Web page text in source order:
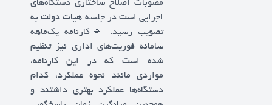
اجرایی است در جلسه هیات دولت به
تصویب رسید. 🔹کارنامه یک‌ماهه
سامانه فوریت‌های اداری نیز تنظیم
شده است که در این کارنامه،
مواردی مانند نحوه عملکرد، کدام
دستگاه‌‌ها عملکرد بهتری داشتند و